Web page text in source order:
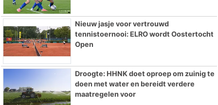
Nieuw jasje voor vertrouwd
tennistoernooi: ELRO wordt Oostertocht
Open
Droogte: HHNK doet oproep om zuinig te
doen met water en bereidt verdere
maatregelen voor